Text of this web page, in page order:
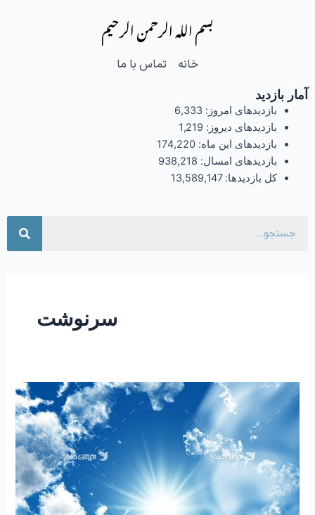
بسم الله الرحمن الرحیم
خانه تماس با ما
آمار بازدید
بازدیدهای امروز: 6,333
بازدیدهای دیروز: 1,219
بازدیدهای این ماه: 174,220
بازدیدهای امسال: 938,218
کل بازدیدها:13,589,147
سرنوشت
۱۸۲
-ساعتی
تفکر
باورها
و
سرنوشت”